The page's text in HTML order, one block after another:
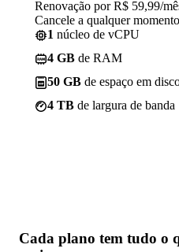
Renovação por R$ 59,99/
Cancele a qualquer
1 núcleo de vCPU
4 GB de RAM
50 GB de espaço em
4 TB de largura de banda
Cada plano tem tudo o